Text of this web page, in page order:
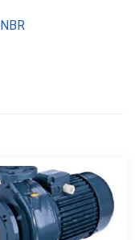
NBR